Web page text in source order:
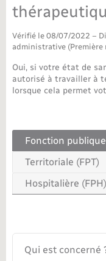
Tourisme
Nouvel habitant
Nouvelle activité
Organisation
Sécurité -
Transports
Vérifié le 08/07/2022 –
administrative (Première
Oui, si votre état de
autorisé à travailler à
lorsque cela permet
Fonction
Territoriale (FPT)
Hospitalière (FPH)
Qui est concerné